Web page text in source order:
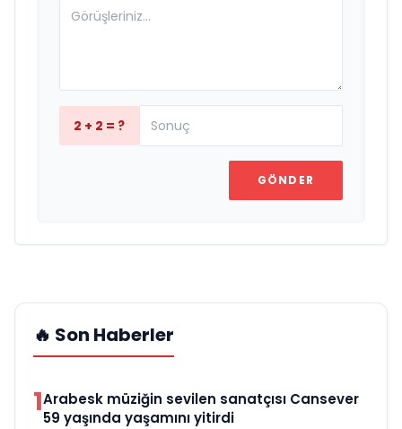
2 + 2 = ?
GÖNDER
🔥 Son Haberler
1Arabesk müziğin sevilen sanatçısı Cansever
59 yaşında yaşamını yitirdi